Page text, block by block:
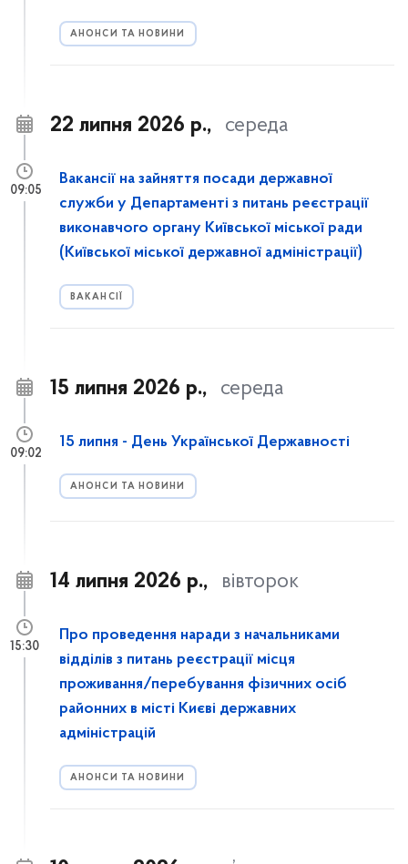
АНОНСИ ТА НОВИНИ
22 липня 2026 р., середа
Вакансії на зайняття посади державної
служби у Департаменті з питань реєстрації
виконавчого органу Київської міської ради
(Київської міської державної адміністрації)
ВАКАНСІЇ
09:05
15 липня 2026 р., середа
15 липня - День Української Державності
АНОНСИ ТА НОВИНИ
09:02
14 липня 2026 р., вівторок
Про проведення наради з начальниками
відділів з питань реєстрації місця
проживання/перебування фізичних осіб
районних в місті Києві державних
адміністрацій
АНОНСИ ТА НОВИНИ
15:30